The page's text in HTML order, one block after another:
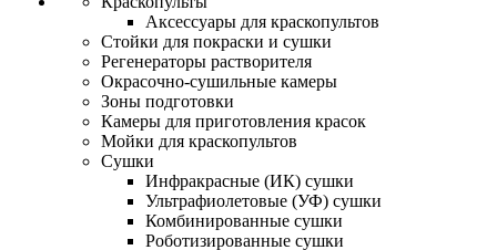
Аксессуары для краскопультов
Стойки для покраски и сушки
Регенераторы растворителя
Окрасочно-сушильные камеры
Зоны подготовки
Камеры для приготовления красок
Мойки для краскопультов
Сушки
Инфракрасные (ИК) сушки
Ультрафиолетовые (УФ) сушки
Комбинированные сушки
Роботизированные сушки